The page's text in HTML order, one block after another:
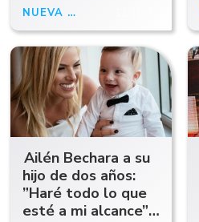
servicios públicos
NUEVA NORMA
Ailén Bechara a su
hijo de dos años:
”Haré todo lo que
esté a mi alcance”